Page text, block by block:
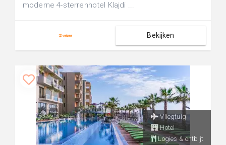
moderne 4-sterrenhotel Klajdi ...
Bekijken
Vliegtuig
Hotel
Logies & ontbijt